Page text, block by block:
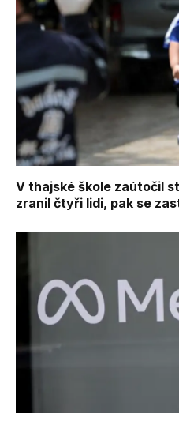
V thajské škole zaútočil
zranil čtyři lidi, pak se